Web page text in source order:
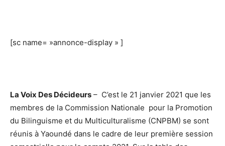
[sc name= »annonce-display » ]
La Voix Des Décideurs – C’est le 21 janvier 2021 que les
membres de la Commission Nationale pour la Promotion
du Bilinguisme et du Multiculturalisme (CNPBM) se sont
réunis à Yaoundé dans le cadre de leur première session